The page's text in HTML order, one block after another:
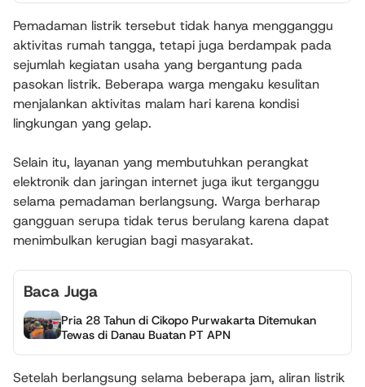
Pemadaman listrik tersebut tidak hanya mengganggu
aktivitas rumah tangga, tetapi juga berdampak pada
sejumlah kegiatan usaha yang bergantung pada
pasokan listrik. Beberapa warga mengaku kesulitan
menjalankan aktivitas malam hari karena kondisi
lingkungan yang gelap.
Selain itu, layanan yang membutuhkan perangkat
elektronik dan jaringan internet juga ikut terganggu
selama pemadaman berlangsung. Warga berharap
gangguan serupa tidak terus berulang karena dapat
menimbulkan kerugian bagi masyarakat.
Baca Juga
Pria 28 Tahun di Cikopo Purwakarta Ditemukan
Tewas di Danau Buatan PT APN
Setelah berlangsung selama beberapa jam, aliran listrik